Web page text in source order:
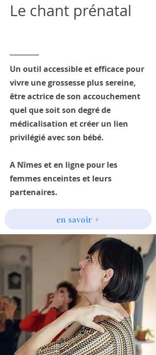
Le chant prénatal
Un outil accessible et efficace pour
vivre une grossesse plus sereine,
être actrice de son accouchement
quel que soit son degré de
médicalisation et créer un lien
privilégié avec son bébé.
A Nîmes et en ligne pour les
femmes enceintes et leurs
partenaires.
en savoir +